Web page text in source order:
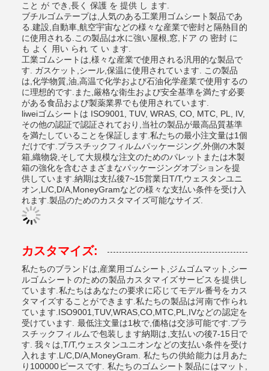
こと が でき,長く 保護 を 提供 し ます.
ブチルゴムテープは,人気のある工業用ゴムシート製品であ
る.建設,自動車,航空宇宙などの様々な産業で密封と隔熱目的
に使用される.この製品は水に強い屋根,窓,ドア の 密封 に
も よく 用い られ て い ます.
工業ゴムシートは,様々な産業で使用される汎用的な製品で
す. ガスケット,シール,保温に使用されています. この製品
は,化学物質,油,高温で化学および石油化学産業で使用するの
に理想的です.また,厳格な衛生および安全基準を満たす必要
がある食品および製薬業界でも使用されています.
liweiゴムシートは ISO9001, TUV, WRAS, CO, MTC, PL, IV,
その他の認証で認証されており,当社の製品が最高品質基準
を満たしていることを保証します.私たちの最小注文量は1個
だけです.プラスチックフィルムパッケージング,外側の木製
箱,織物袋,そして大規模な注文のためのパレットまたは木製
箱の強化を含むさまざまなパッケージングオプションを提
供しています.納期は支払後7~15営業日T/T,ウェスタンユニ
オン,L/C,D/A,MoneyGramなどの様々な支払い条件を受け入
れます.製品のためのカスタマイズ可能なサイズ.
カスタマイズ:
私たちのブランドは,産業用ゴムシート,ジムゴムマット,シー
ルゴムシートのための製品カスタマイズサービスを提供し
ています.私たちはあなたの要求に応じてモデル番号をカス
タマイズすることができます.私たちの製品は河南で作られ
ています.ISO9001,TUV,WRAS,CO,MTC,PL,IVなどの認定を
受けています. 最低注文量は1枚で,価格は交渉可能です.プラ
スチックフィルムで包装します納期は,支払いの後7-15日で
す. 我々は,T/T,ウェスタンユニオンなどの支払い条件を受け
入れます.L/C,D/A,MoneyGram. 私たちの供給能力は月あた
り100000ピースです. 私たちのゴムシート製品にはマット,